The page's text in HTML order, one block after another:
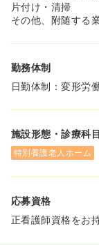
片付け・清掃
その他、附随する
勤務体制
日勤体制：変形労
施設形態・診療科目
特別養護老人ホーム
応募資格
正看護師資格をお